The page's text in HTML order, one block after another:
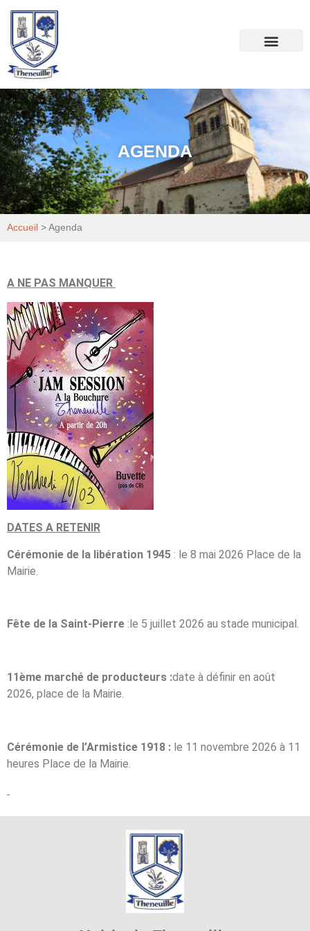
AGENDA
Accueil > Agenda
A NE PAS MANQUER
DATES A RETENIR
Cérémonie de la libération 1945 : le 8 mai 2026 Place de la
Mairie.
Fête de la Saint-Pierre :le 5 juillet 2026 au stade municipal.
11ème marché de producteurs :date à définir en août
2026, place de la Mairie.
Cérémonie de l’Armistice 1918 : le 11 novembre 2026 à 11
heures Place de la Mairie.